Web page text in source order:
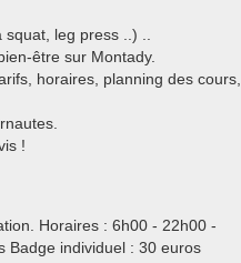
leg press ..) ..
être sur Montady.
horaires, planning des cours,
!
Horaires : 6h00 - 22h00 -
Badge individuel : 30 euros